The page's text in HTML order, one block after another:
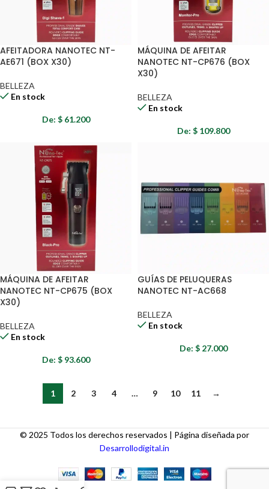
AFEITADORA NANOTEC NT-
AE671 (BOX X30)
BELLEZA
En stock
De: $61.200
MÁQUINA DE AFEITAR
NANOTEC NT-CP676 (BOX
X30)
BELLEZA
En stock
De: $109.800
MÁQUINA DE AFEITAR
NANOTEC NT-CP675 (BOX
X30)
BELLEZA
En stock
De: $93.600
GUÍAS DE PELUQUERAS
NANOTEC NT-AC668
BELLEZA
En stock
De: $27.000
1 2 3 4 … 9 10 11 →
© 2025 Todos los derechos reservados | Página diseñada por
Desarrollodigital.in